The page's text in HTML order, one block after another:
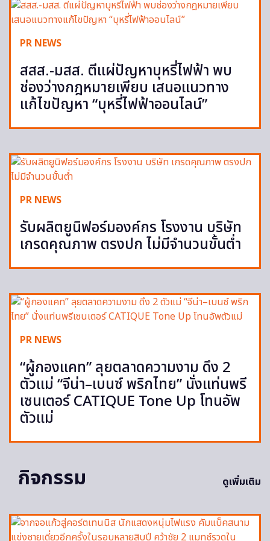
PR NEWS
สสส.-มสส. ตีแผ่ปัญหาบุหรี่ไฟฟ้า พบ
ช่องว่างกฎหมายเพียบ เสนอแนวทาง
แก้ไขปัญหา “บุหรี่ไฟฟ้าออนไลน์”
PR NEWS
รับผลิตยูนิฟอร์มองค์กร โรงงาน บริษัท
เกรดคุณภาพ ตรงปก ไม่มีจำนวนขั้นต่ำ
PR NEWS
“ผู้กองแคท” ลุยตลาดความงาม ดึง 2
ตัวแม่ “จีน่า–เบนซ์ พริกไทย” นั่งแท่นพรี
เซนเตอร์ CATIQUE Tone Up โทนอัพ
ตัวแม่
กิจกรรม ดูเพิ่มเติม